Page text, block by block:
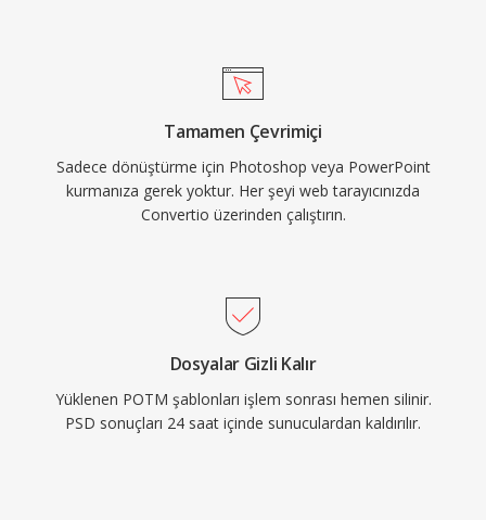
Tamamen Çevrimiçi
Sadece dönüştürme için Photoshop veya PowerPoint
kurmanıza gerek yoktur. Her şeyi web tarayıcınızda
Convertio üzerinden çalıştırın.
Dosyalar Gizli Kalır
Yüklenen POTM şablonları işlem sonrası hemen silinir.
PSD sonuçları 24 saat içinde sunuculardan kaldırılır.